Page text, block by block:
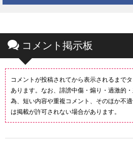
コメント掲示板
コメントが投稿されてから表示されるまで
あります。なお、誹謗中傷・煽り・過激的
為、短い内容や重複コメント、そのほか不
は掲載が許可されない場合があります。